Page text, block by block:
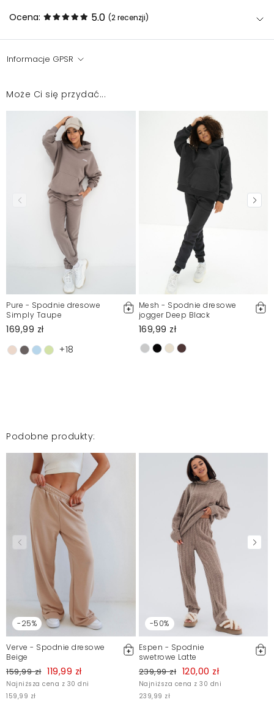
Ocena: 5.0 (2recenzji)
Alicja
✰✰✰✰✰
Bozena
2025-10-1
Mosquito zamieszcza wyłącznie zweryfikowane opinie
Klientów. Po moderacji publikujemy zarówno pozytywne, jak i
negatywne opinie. Więcej informacji znajdziesz w naszym
Regulaminie.
Zgłoś nielegalną treść
Informacje GPSR
Może Ci się przydać...
Pure - Spodnie dresowe
Simply Taupe
169,99 zł
+18
Mesh - Spodnie dresowe
jogger Deep Black
169,99 zł
Podobne produkty:
-25%
Verve - Spodnie dresowe
Beige
159,99 zł 119,99 zł
Najniższa cena z 30 dni
159,99 zł
-50%
Espen - Spodnie
swetrowe Latte
239,99 zł 120,00 zł
Najniższa cena z 30 dni
239,99 zł